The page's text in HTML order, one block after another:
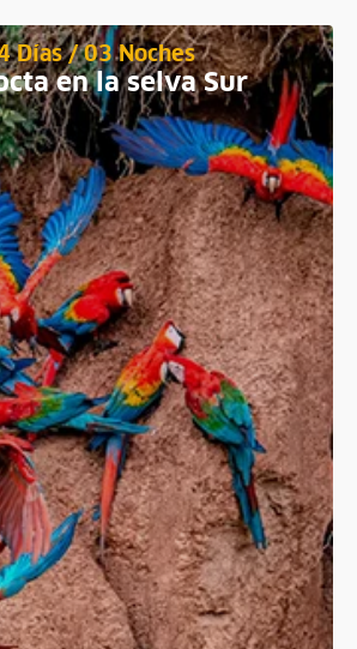
Días / 03 Noches
en la selva Sur